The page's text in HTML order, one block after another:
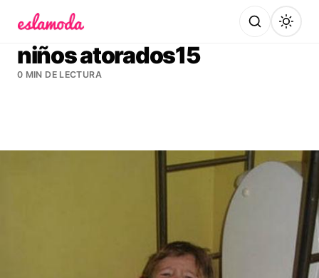
niños atorados15
0 MIN DE LECTURA